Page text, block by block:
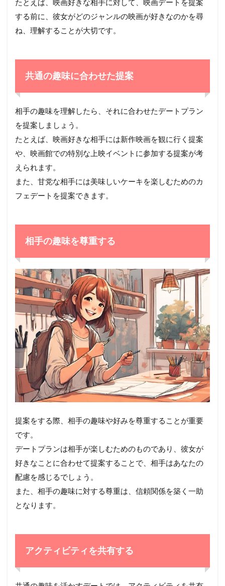
たとえば、映画好きな相手に対して、映画デートを提案
する前に、彼女がどのジャンルの映画が好きなのかを尋
ね、理解することが大切です。
共通の趣味に合わせた提案
相手の趣味を理解したら、それに合わせたデートプラン
を提案しましょう。
たとえば、映画好きな相手には新作映画を観に行く提案
や、映画館での特別な上映イベントに参加する提案が考
えられます。
また、甘党な相手には美味しいケーキを楽しむためのカ
フェデートを提案できます。
相手の趣味を尊重する
提案をする際、相手の趣味や好みを尊重することが重要
です。
デートプランは相手が楽しむためのものであり、彼女が
好きなことに合わせて提案することで、相手はあなたの
配慮を感じるでしょう。
また、相手の趣味に対する尊重は、信頼関係を築く一助
となります。
アクティビティを共有する